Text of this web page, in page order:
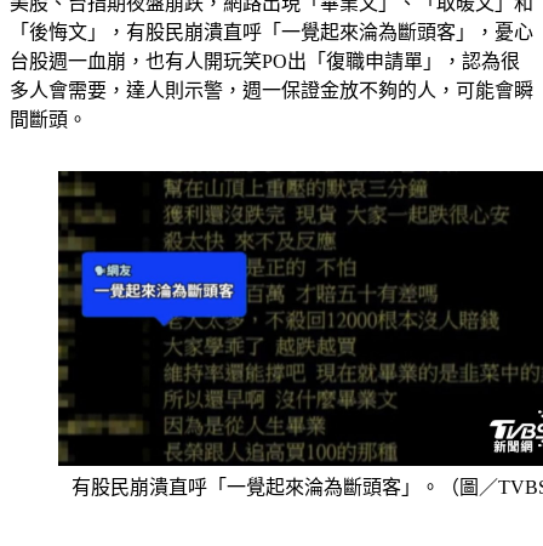
「後悔文」，有股民崩潰直呼「一覺起來淪為斷頭客」，憂心
台股週一血崩，也有人開玩笑PO出「復職申請單」，認為很
多人會需要，達人則示警，週一保證金放不夠的人，可能會瞬
間斷頭。
有股民崩潰直呼「一覺起來淪為斷頭客」。（圖／